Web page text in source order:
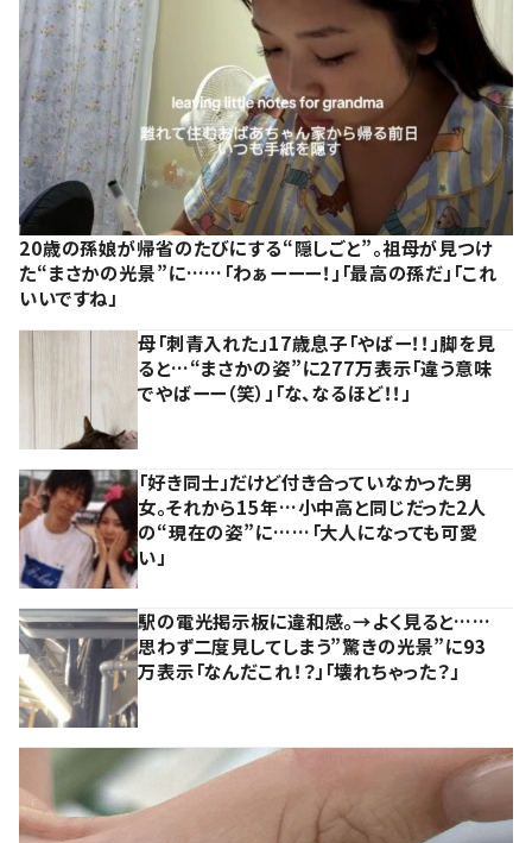
20歳の孫娘が帰省のたびにする“隠しごと”。祖母が見つけ
た“まさかの光景”に……「わぁーーー！」「最高の孫だ」「これ
いいですね」
母「刺青入れた」17歳息子「やばー！！」脚を見
ると…“まさかの姿”に277万表示「違う意味
でやばーー（笑）」「な、なるほど！！」
「好き同士」だけど付き合っていなかった男
女。それから15年…小中高と同じだった2人
の“現在の姿”に……「大人になっても可愛
い」
駅の電光掲示板に違和感。→よく見ると……
思わず二度見してしまう”驚きの光景”に93
万表示「なんだこれ！？」「壊れちゃった？」